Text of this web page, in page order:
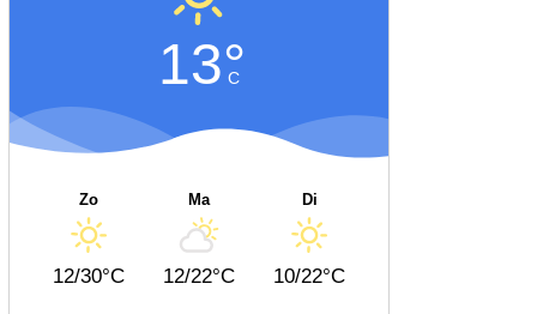
13°
C
Zo
12/30°C
Ma
12/22°C
Di
10/22°C